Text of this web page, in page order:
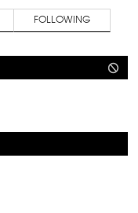
FOLLOWING